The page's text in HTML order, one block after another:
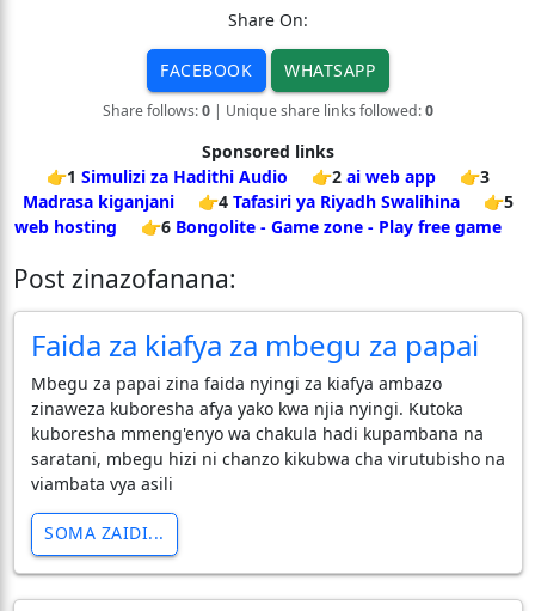
Share On:
FACEBOOK WHATSAPP
Share follows:0| Unique share links followed:0
Sponsored links
👉1 Simulizi za Hadithi Audio 👉2 ai web app
👉3
Madrasa kiganjani
👉4 Tafasiri ya Riyadh Swalihina
👉5
web hosting
👉6 Bongolite - Game zone - Play free game
Post zinazofanana:
Faida za kiafya za mbegu za papai
Mbegu za papai zina faida nyingi za kiafya ambazo
zinaweza kuboresha afya yako kwa njia nyingi. Kutoka
kuboresha mmeng'enyo wa chakula hadi kupambana na
saratani, mbegu hizi ni chanzo kikubwa cha virutubisho na
viambata vya asili
SOMA ZAIDI...